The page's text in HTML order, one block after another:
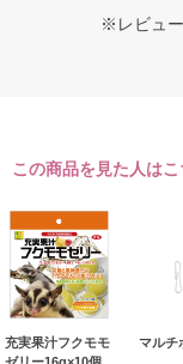
※レビュ
この商品を見た人は
充実果汁フクモモ
マルチ